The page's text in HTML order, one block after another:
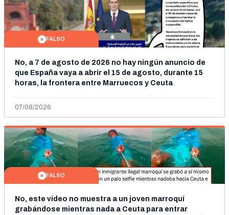
FALSO
No, a 7 de agosto de 2026 no hay ningún anuncio de
que España vaya a abrir el 15 de agosto, durante 15
horas, la frontera entre Marruecos y Ceuta
07/08/2026
FALSO
No, este vídeo no muestra a un joven marroquí
grabándose mientras nada a Ceuta para entrar